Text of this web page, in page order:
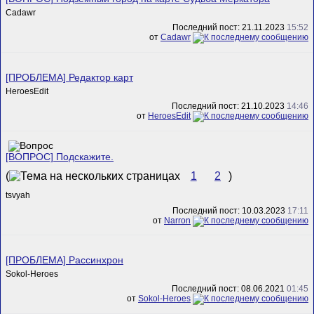
Cadawr
Последний пост: 21.11.2023 15:52
от Cadawr
[ПРОБЛЕМА] Редактор карт
HeroesEdit
Последний пост: 21.10.2023 14:46
от HeroesEdit
[ВОПРОС] Подскажите.
( 1 2 )
tsvyah
Последний пост: 10.03.2023 17:11
от Narron
[ПРОБЛЕМА] Рассинхрон
Sokol-Heroes
Последний пост: 08.06.2021 01:45
от Sokol-Heroes